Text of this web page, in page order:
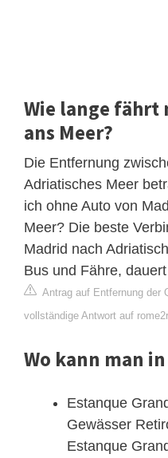
Wie lange fährt
ans Meer?
Die Entfernung
Adriatisches Meer
ich ohne Auto von
Meer? Die beste
Madrid nach
Bus und Fähre,
Antrag auf Entfernung der
vollständige Antwort auf
Wo kann man
Estanque
Gewässer
Estanque